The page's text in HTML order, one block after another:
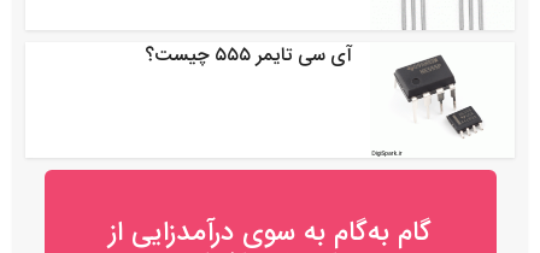
آی سی تایمر ۵۵۵ چیست؟
گام به‌گام به‌ سوی درآمدزایی از